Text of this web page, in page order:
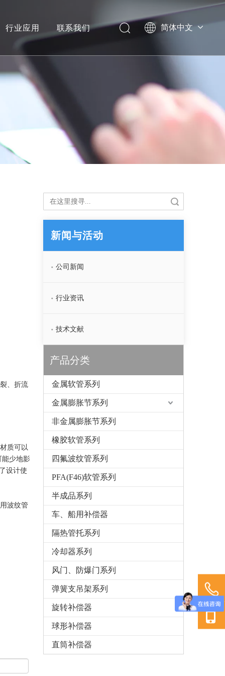
行业应用 联系我们 简体中文
、折流
质可以
能少地影
设计使
波纹管
新闻与活动
公司新闻
行业资讯
技术文献
产品分类
金属软管系列
金属膨胀节系列
非金属膨胀节系列
橡胶软管系列
四氟波纹管系列
PFA(F46)软管系列
半成品系列
车、船用补偿器
隔热管托系列
冷却器系列
风门、防爆门系列
弹簧支吊架系列
旋转补偿器
球形补偿器
直筒补偿器